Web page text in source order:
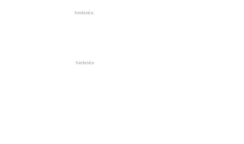
hirdetés:
hirdetés